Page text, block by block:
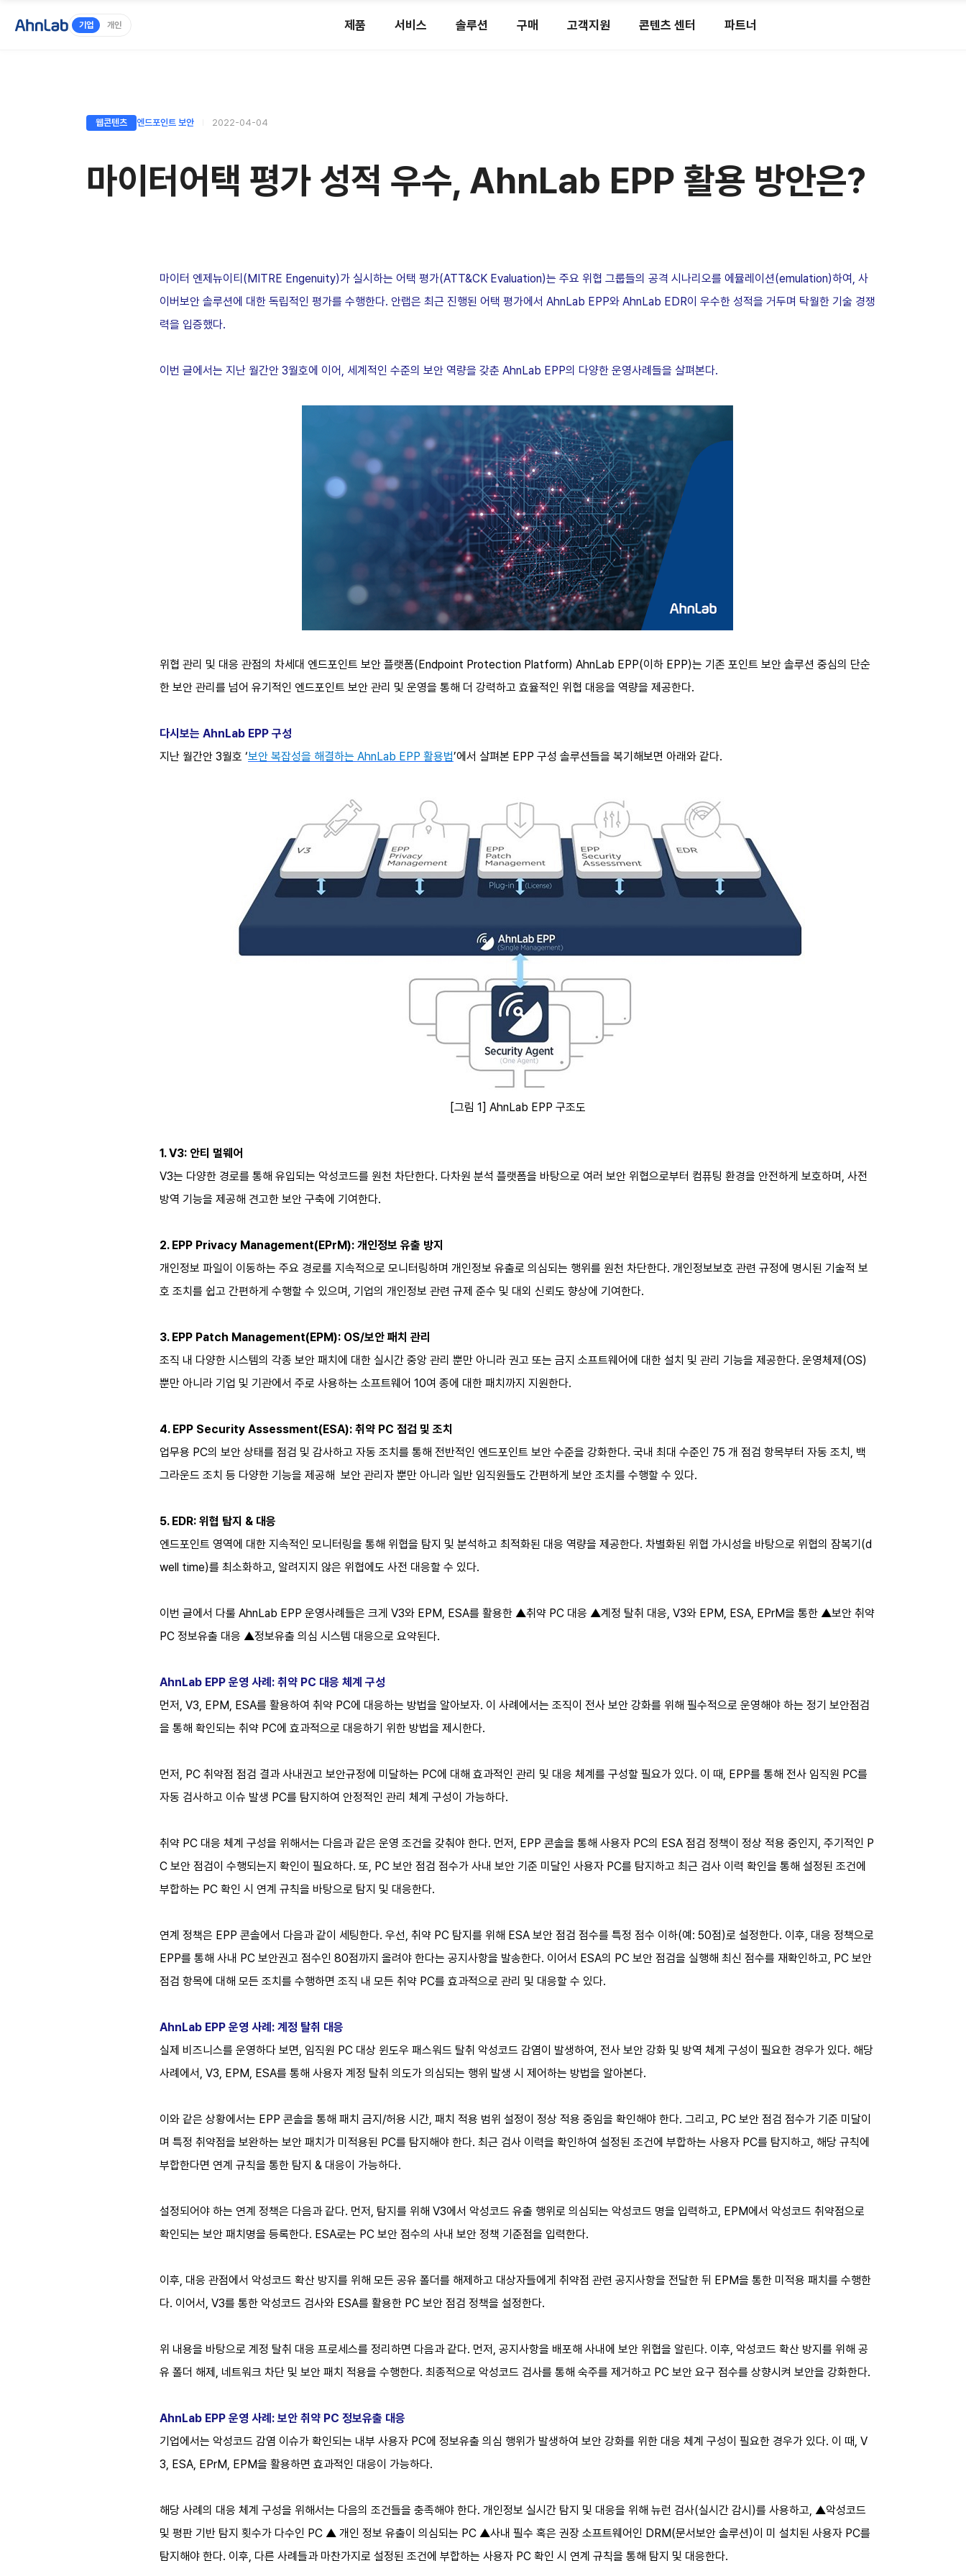
기업 개인 제품 서비스 솔루션 구매 고객지원 콘텐츠 센터 파트너
웹콘텐츠 엔드포인트 보안 2022-04-04
마이터어택 평가 성적 우수, AhnLab EPP 활용 방안은?
마이터 엔제뉴이티(MITRE Engenuity)가 실시하는 어택 평가(ATT&CK Evaluation)는 주요 위협 그룹들의 공격 시나리오를 에뮬레이션(emulation)하여, 사
이버보안 솔루션에 대한 독립적인 평가를 수행한다. 안랩은 최근 진행된 어택 평가에서 AhnLab EPP와 AhnLab EDR이 우수한 성적을 거두며 탁월한 기술 경쟁
력을 입증했다.
이번 글에서는 지난 월간안 3월호에 이어, 세계적인 수준의 보안 역량을 갖춘 AhnLab EPP의 다양한 운영사례들을 살펴본다.
위협 관리 및 대응 관점의 차세대 엔드포인트 보안 플랫폼(Endpoint Protection Platform) AhnLab EPP(이하 EPP)는 기존 포인트 보안 솔루션 중심의 단순
한 보안 관리를 넘어 유기적인 엔드포인트 보안 관리 및 운영을 통해 더 강력하고 효율적인 위협 대응을 역량을 제공한다.
다시보는 AhnLab EPP 구성
지난 월간안 3월호 ‘보안 복잡성을 해결하는 AhnLab EPP 활용법’에서 살펴본 EPP 구성 솔루션들을 복기해보면 아래와 같다.
[그림 1] AhnLab EPP 구조도
1. V3: 안티 멀웨어
V3는 다양한 경로를 통해 유입되는 악성코드를 원천 차단한다. 다차원 분석 플랫폼을 바탕으로 여러 보안 위협으로부터 컴퓨팅 환경을 안전하게 보호하며, 사전
방역 기능을 제공해 견고한 보안 구축에 기여한다.
2. EPP Privacy Management(EPrM): 개인정보 유출 방지
개인정보 파일이 이동하는 주요 경로를 지속적으로 모니터링하며 개인정보 유출로 의심되는 행위를 원천 차단한다. 개인정보보호 관련 규정에 명시된 기술적 보
호 조치를 쉽고 간편하게 수행할 수 있으며, 기업의 개인정보 관련 규제 준수 및 대외 신뢰도 향상에 기여한다.
3. EPP Patch Management(EPM): OS/보안 패치 관리
조직 내 다양한 시스템의 각종 보안 패치에 대한 실시간 중앙 관리 뿐만 아니라 권고 또는 금지 소프트웨어에 대한 설치 및 관리 기능을 제공한다. 운영체제(OS)
뿐만 아니라 기업 및 기관에서 주로 사용하는 소프트웨어 10여 종에 대한 패치까지 지원한다.
4. EPP Security Assessment(ESA): 취약 PC 점검 및 조치
업무용 PC의 보안 상태를 점검 및 감사하고 자동 조치를 통해 전반적인 엔드포인트 보안 수준을 강화한다. 국내 최대 수준인 75 개 점검 항목부터 자동 조치, 백
그라운드 조치 등 다양한 기능을 제공해 보안 관리자 뿐만 아니라 일반 임직원들도 간편하게 보안 조치를 수행할 수 있다.
5. EDR: 위협 탐지 & 대응
엔드포인트 영역에 대한 지속적인 모니터링을 통해 위협을 탐지 및 분석하고 최적화된 대응 역량을 제공한다. 차별화된 위협 가시성을 바탕으로 위협의 잠복기(d
well time)를 최소화하고, 알려지지 않은 위협에도 사전 대응할 수 있다.
이번 글에서 다룰 AhnLab EPP 운영사례들은 크게 V3와 EPM, ESA를 활용한 ▲취약 PC 대응 ▲계정 탈취 대응, V3와 EPM, ESA, EPrM을 통한 ▲보안 취약
PC 정보유출 대응 ▲정보유출 의심 시스템 대응으로 요약된다.
AhnLab EPP 운영 사례: 취약 PC 대응 체계 구성
먼저, V3, EPM, ESA를 활용하여 취약 PC에 대응하는 방법을 알아보자. 이 사례에서는 조직이 전사 보안 강화를 위해 필수적으로 운영해야 하는 정기 보안점검
을 통해 확인되는 취약 PC에 효과적으로 대응하기 위한 방법을 제시한다.
먼저, PC 취약점 점검 결과 사내권고 보안규정에 미달하는 PC에 대해 효과적인 관리 및 대응 체계를 구성할 필요가 있다. 이 때, EPP를 통해 전사 임직원 PC를
자동 검사하고 이슈 발생 PC를 탐지하여 안정적인 관리 체계 구성이 가능하다.
취약 PC 대응 체계 구성을 위해서는 다음과 같은 운영 조건을 갖춰야 한다. 먼저, EPP 콘솔을 통해 사용자 PC의 ESA 점검 정책이 정상 적용 중인지, 주기적인 P
C 보안 점검이 수행되는지 확인이 필요하다. 또, PC 보안 점검 점수가 사내 보안 기준 미달인 사용자 PC를 탐지하고 최근 검사 이력 확인을 통해 설정된 조건에
부합하는 PC 확인 시 연계 규칙을 바탕으로 탐지 및 대응한다.
연계 정책은 EPP 콘솔에서 다음과 같이 세팅한다. 우선, 취약 PC 탐지를 위해 ESA 보안 점검 점수를 특정 점수 이하(예: 50점)로 설정한다. 이후, 대응 정책으로
EPP를 통해 사내 PC 보안권고 점수인 80점까지 올려야 한다는 공지사항을 발송한다. 이어서 ESA의 PC 보안 점검을 실행해 최신 점수를 재확인하고, PC 보안
점검 항목에 대해 모든 조치를 수행하면 조직 내 모든 취약 PC를 효과적으로 관리 및 대응할 수 있다.
AhnLab EPP 운영 사례: 계정 탈취 대응
실제 비즈니스를 운영하다 보면, 임직원 PC 대상 윈도우 패스워드 탈취 악성코드 감염이 발생하여, 전사 보안 강화 및 방역 체계 구성이 필요한 경우가 있다. 해당
사례에서, V3, EPM, ESA를 통해 사용자 계정 탈취 의도가 의심되는 행위 발생 시 제어하는 방법을 알아본다.
이와 같은 상황에서는 EPP 콘솔을 통해 패치 금지/허용 시간, 패치 적용 범위 설정이 정상 적용 중임을 확인해야 한다. 그리고, PC 보안 점검 점수가 기준 미달이
며 특정 취약점을 보완하는 보안 패치가 미적용된 PC를 탐지해야 한다. 최근 검사 이력을 확인하여 설정된 조건에 부합하는 사용자 PC를 탐지하고, 해당 규칙에
부합한다면 연계 규칙을 통한 탐지 & 대응이 가능하다.
설정되어야 하는 연계 정책은 다음과 같다. 먼저, 탐지를 위해 V3에서 악성코드 유출 행위로 의심되는 악성코드 명을 입력하고, EPM에서 악성코드 취약점으로
확인되는 보안 패치명을 등록한다. ESA로는 PC 보안 점수의 사내 보안 정책 기준점을 입력한다.
이후, 대응 관점에서 악성코드 확산 방지를 위해 모든 공유 폴더를 해제하고 대상자들에게 취약점 관련 공지사항을 전달한 뒤 EPM을 통한 미적용 패치를 수행한
다. 이어서, V3를 통한 악성코드 검사와 ESA를 활용한 PC 보안 점검 정책을 설정한다.
위 내용을 바탕으로 계정 탈취 대응 프로세스를 정리하면 다음과 같다. 먼저, 공지사항을 배포해 사내에 보안 위협을 알린다. 이후, 악성코드 확산 방지를 위해 공
유 폴더 해제, 네트워크 차단 및 보안 패치 적용을 수행한다. 최종적으로 악성코드 검사를 통해 숙주를 제거하고 PC 보안 요구 점수를 상향시켜 보안을 강화한다.
AhnLab EPP 운영 사례: 보안 취약 PC 정보유출 대응
기업에서는 악성코드 감염 이슈가 확인되는 내부 사용자 PC에 정보유출 의심 행위가 발생하여 보안 강화를 위한 대응 체계 구성이 필요한 경우가 있다. 이 때, V
3, ESA, EPrM, EPM을 활용하면 효과적인 대응이 가능하다.
해당 사례의 대응 체계 구성을 위해서는 다음의 조건들을 충족해야 한다. 개인정보 실시간 탐지 및 대응을 위해 뉴런 검사(실시간 감시)를 사용하고, ▲악성코드
및 평판 기반 탐지 횟수가 다수인 PC ▲ 개인 정보 유출이 의심되는 PC ▲사내 필수 혹은 권장 소프트웨어인 DRM(문서보안 솔루션)이 미 설치된 사용자 PC를
탐지해야 한다. 이후, 다른 사례들과 마찬가지로 설정된 조건에 부합하는 사용자 PC 확인 시 연계 규칙을 통해 탐지 및 대응한다.